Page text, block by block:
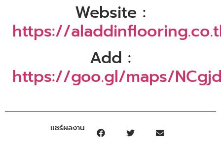
Website :
https://
Add :
https://goo.gl/maps/
แชร์ผลงาน